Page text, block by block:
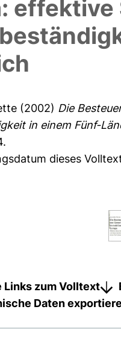
(2002) Die
in einem Fünf-
dieses
zum Volltext
Daten